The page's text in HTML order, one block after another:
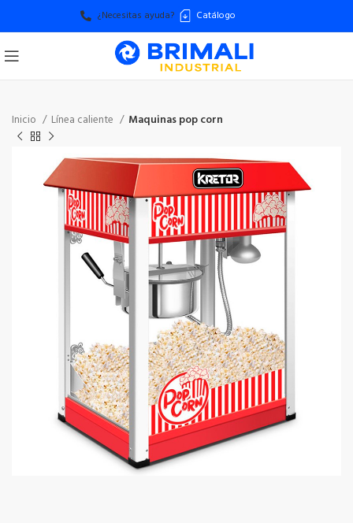
¿Necesitas ayuda? Catálogo
Inicio Línea caliente Maquinas pop corn